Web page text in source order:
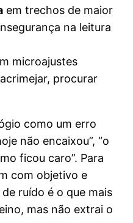
em trechos de maior
na leitura
microajustes
procurar
como um erro
não encaixou”, “o
ficou caro”. Para
com objetivo e
ruído é o que mais
mas não extrai o